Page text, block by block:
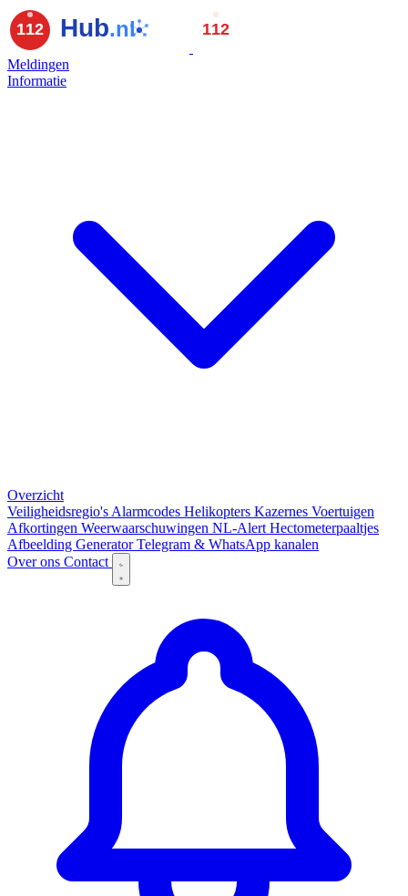
Meldingen
Informatie
Overzicht
Veiligheidsregio's Alarmcodes Helikopters Kazernes Voertuigen
Afkortingen Weerwaarschuwingen NL-Alert Hectometerpaaltjes
Afbeelding GeneratorTelegram & WhatsApp kanalen
Over ons Contact